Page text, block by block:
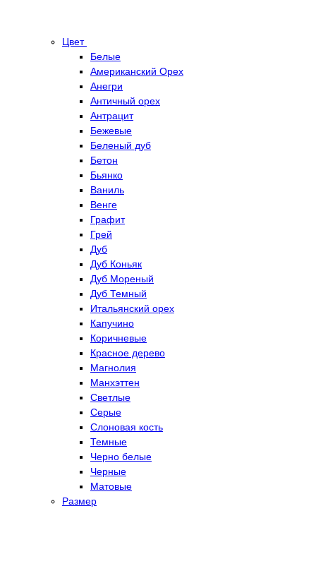
Цвет
Белые
Американский Орех
Анегри
Античный орех
Антрацит
Бежевые
Беленый дуб
Бетон
Бьянко
Ваниль
Венге
Графит
Грей
Дуб
Дуб Коньяк
Дуб Мореный
Дуб Темный
Итальянский орех
Капучино
Коричневые
Красное дерево
Магнолия
Манхэттен
Светлые
Серые
Слоновая кость
Темные
Черно белые
Черные
Матовые
Размер